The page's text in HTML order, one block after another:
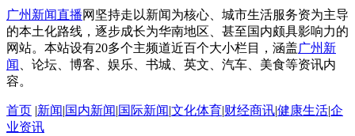
广州新闻直播网坚持走以新闻为核心、城市生活服务资为主导
的本土化路线，逐步成长为华南地区、甚至国内颇具影响力的
网站。本站设有20多个主频道近百个大小栏目，涵盖广州新
闻
、论坛、博客、娱乐、书城、英文、汽车、美食等资讯内
容。
首页 |新闻|国内新闻|国际新闻|文化体育|财经商讯|健康生活|企
业资讯